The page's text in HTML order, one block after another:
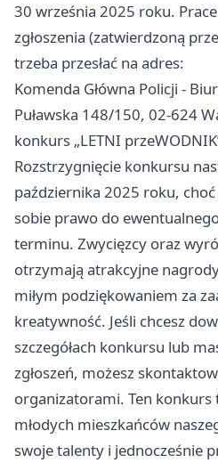
30 września 2025 roku.
zgłoszenia (zatwierdzoną
trzeba przesłać na adres:
Komenda Główna Policji -
Puławska 148/150, 02-624
konkurs „LETNI
Rozstrzygnięcie konkursu
października 2025 roku,
sobie prawo do
terminu. Zwycięzcy oraz
otrzymają atrakcyjne
miłym podziękowaniem za
kreatywność. Jeśli chcesz
szczegółach konkursu lub
zgłoszeń, możesz
organizatorami. Ten konkurs
młodych mieszkańców
swoje talenty i jednocześnie